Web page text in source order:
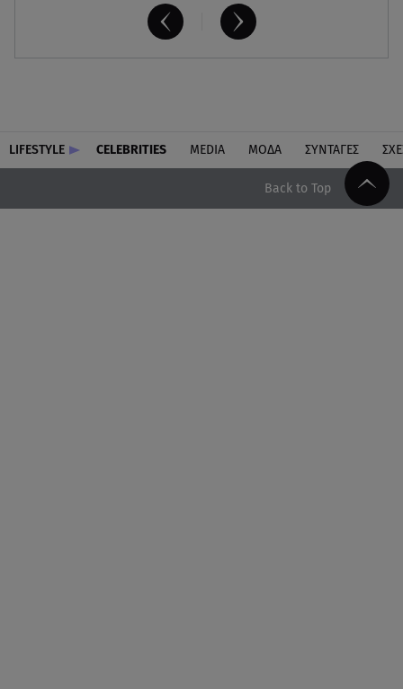
LIFESTYLE CELEBRITIES MEDIA ΜΟΔΑ ΣΥΝΤΑΓΕΣ
Back to Top